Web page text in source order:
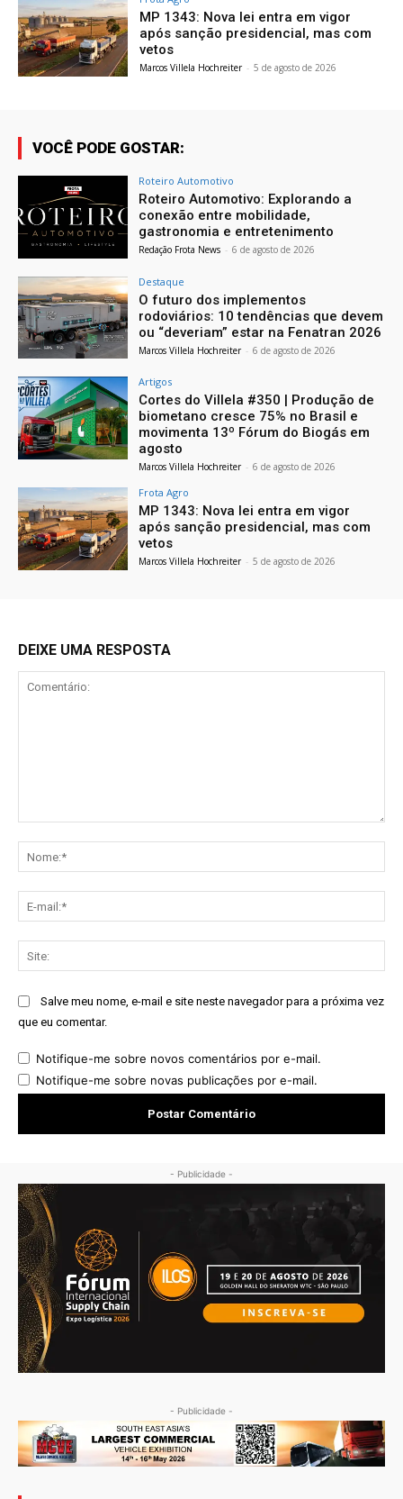
MP 1343: Nova lei entra em vigor
após sanção presidencial, mas com
vetos
Marcos Villela Hochreiter - 5 de agosto de 2026
VOCÊ PODE GOSTAR:
Roteiro Automotivo
Roteiro Automotivo: Explorando a
conexão entre mobilidade,
gastronomia e entretenimento
Redação Frota News - 6 de agosto de 2026
Destaque
O futuro dos implementos
rodoviários: 10 tendências que devem
ou “deveriam” estar na Fenatran 2026
Marcos Villela Hochreiter - 6 de agosto de 2026
Artigos
Cortes do Villela #350 | Produção de
biometano cresce 75% no Brasil e
movimenta 13º Fórum do Biogás em
agosto
Marcos Villela Hochreiter - 6 de agosto de 2026
Frota Agro
MP 1343: Nova lei entra em vigor
após sanção presidencial, mas com
vetos
Marcos Villela Hochreiter - 5 de agosto de 2026
DEIXE UMA RESPOSTA
Salve meu nome, e-mail e site neste navegador para a próxima vez
que eu comentar.
Notifique-me sobre novos comentários por e-mail.
Notifique-me sobre novas publicações por e-mail.
- Publicidade -
- Publicidade -